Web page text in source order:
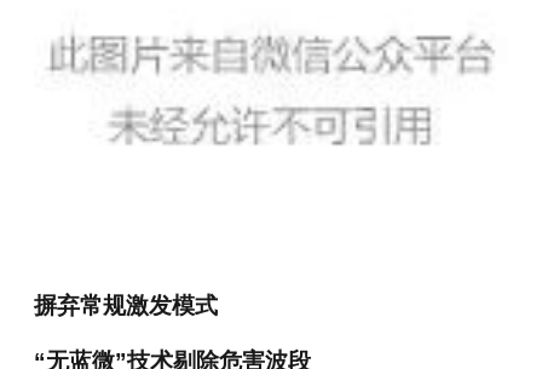
摒弃常规激发模式
“无蓝微”技术剔除危害波段